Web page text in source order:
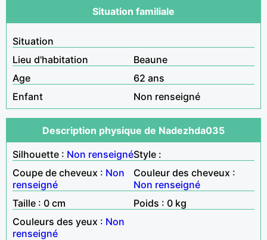
Situation familiale
Situation
Lieu d'habitation
Beaune
Age
62 ans
Enfant
Non renseigné
Description physique de Nadezhda035
Silhouette : Non renseignéStyle :
Coupe de cheveux : Non
renseigné
Couleur des cheveux :
Non renseigné
Taille : 0 cm
Poids : 0 kg
Couleurs des yeux : Non
renseigné